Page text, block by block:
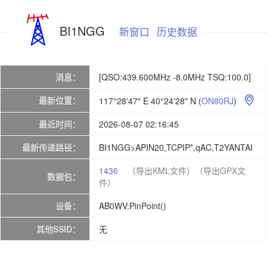
BI1NGG 新窗口 历史数据
消息：
[QSO:439.600MHz -8.0MHz TSQ:100.0]
最新位置：
117°28'47" E 40°24'28" N (ON80RJ) 
最近时间：
2026-08-07 02:16:45
最新传递路径：
BI1NGG>APIN20,TCPIP*,qAC,T2YANTAI
数据包： 1436 （导出KML文件）
（导出GPX文
件）
设备：
AB0WV:PinPoint()
其他SSID：
无